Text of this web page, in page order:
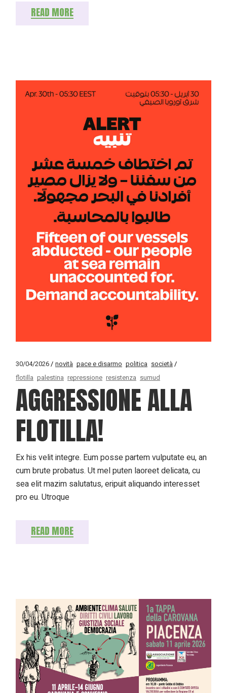
READ MORE
30/04/2026 novità pace e disarmo politica società
flotilla palestina repressione resistenza sumud
AGGRESSIONE ALLA
FLOTILLA!
Ex his velit integre. Eum posse partem vulputate eu, an
cum brute probatus. Ut mel puten laoreet delicata, cu
sea elit mazim salutatus, eripuit aliquando interesset
pro eu. Utroque
READ MORE